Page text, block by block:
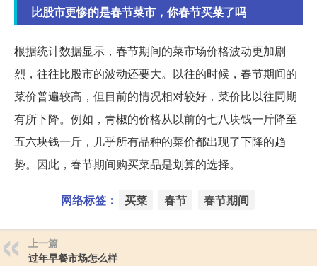
比股市更惨的是春节菜市，你春节买菜了吗
根据统计数据显示，春节期间的菜市场价格波动更加剧
烈，往往比股市的波动还要大。以往的时候，春节期间的
菜价普遍较高，但目前的情况相对较好，菜价比以往同期
有所下降。例如，青椒的价格从以前的七八块钱一斤降至
五六块钱一斤，几乎所有品种的菜价都出现了下降的趋
势。因此，春节期间购买菜品是划算的选择。
网络标签： 买菜 春节 春节期间
上一篇
过年早餐市场怎么样